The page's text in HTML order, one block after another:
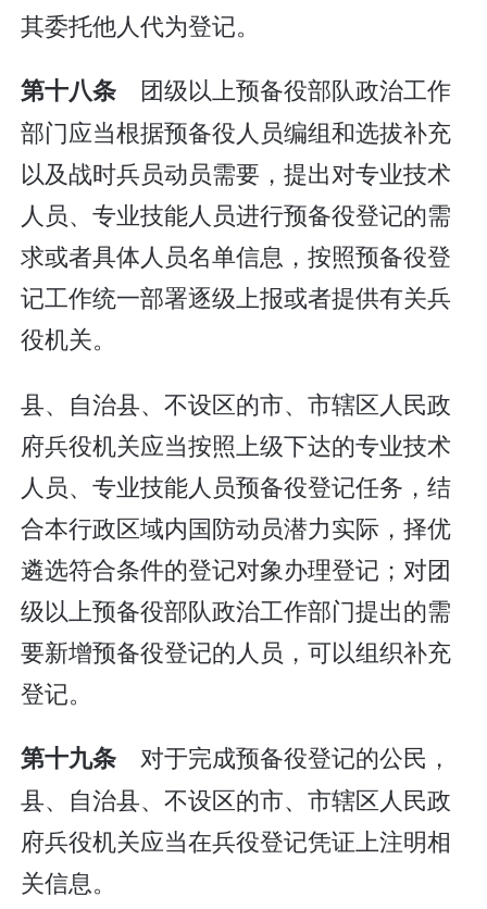
其委托他人代为登记。
第十八条 团级以上预备役部队政治工作
部门应当根据预备役人员编组和选拔补充
以及战时兵员动员需要，提出对专业技术
人员、专业技能人员进行预备役登记的需
求或者具体人员名单信息，按照预备役登
记工作统一部署逐级上报或者提供有关兵
役机关。
县、自治县、不设区的市、市辖区人民政
府兵役机关应当按照上级下达的专业技术
人员、专业技能人员预备役登记任务，结
合本行政区域内国防动员潜力实际，择优
遴选符合条件的登记对象办理登记；对团
级以上预备役部队政治工作部门提出的需
要新增预备役登记的人员，可以组织补充
登记。
第十九条对于完成预备役登记的公民，
县、自治县、不设区的市、市辖区人民政
府兵役机关应当在兵役登记凭证上注明相
关信息。